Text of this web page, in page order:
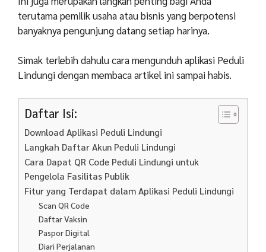
terutama pemilik usaha atau bisnis yang berpotensi
banyaknya pengunjung datang setiap harinya.
Simak terlebih dahulu cara mengunduh aplikasi Peduli
Lindungi dengan membaca artikel ini sampai habis.
Daftar Isi:
Download Aplikasi Peduli Lindungi
Langkah Daftar Akun Peduli Lindungi
Cara Dapat QR Code Peduli Lindungi untuk
Pengelola Fasilitas Publik
Fitur yang Terdapat dalam Aplikasi Peduli Lindungi
Scan QR Code
Daftar Vaksin
Paspor Digital
Diari Perjalanan